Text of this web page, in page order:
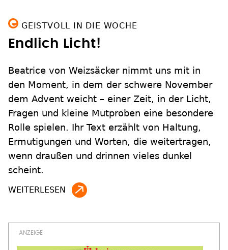
GEISTVOLL IN DIE WOCHE
Endlich Licht!
Beatrice von Weizsäcker nimmt uns mit in
den Moment, in dem der schwere November
dem Advent weicht – einer Zeit, in der Licht,
Fragen und kleine Mutproben eine besondere
Rolle spielen. Ihr Text erzählt von Haltung,
Ermutigungen und Worten, die weitertragen,
wenn draußen und drinnen vieles dunkel
scheint.